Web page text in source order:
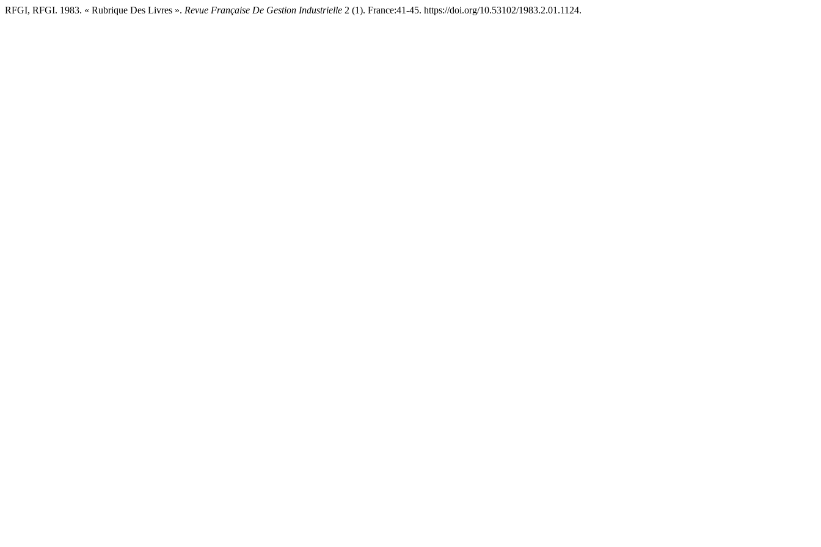
RFGI, RFGI. 1983. « Rubrique Des Livres ». Revue Française De Gestion Industrielle 2 (1). France:41-45. https://doi.org/10.53102/1983.2.01.1124.